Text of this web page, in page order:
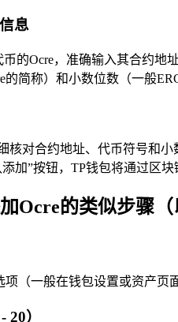
息
币的Ocre，准确输入其合约地
的简称）和小数位数（一般
核对合约地址、代币符号和
加”按钮，TP钱包将通过区
Ocre的类似步骤（
（一般在钱包设置或资产页
）